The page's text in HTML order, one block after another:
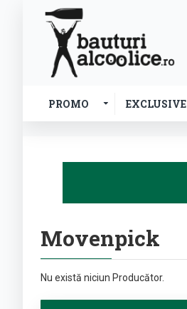
PROMO EXCLUSIVE
Movenpick
Nu există niciun Producător.